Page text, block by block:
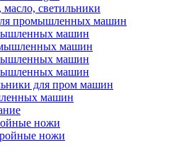
светильники
промышленных машин
машин
машин
машин
машин
для пром машин
машин
ножи
ножи